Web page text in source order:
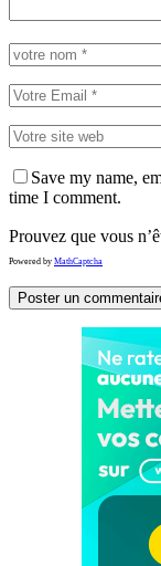
Save my name,
time I comment.
Prouvez que vous
Powered by MathCaptcha